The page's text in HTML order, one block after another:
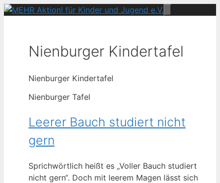
Zum
Menü
Nienburger Kindertafel
Nienburger Kindertafel
Nienburger Tafel
Leerer Bauch studiert nicht
gern
Sprichwörtlich heißt es „Voller Bauch studiert
nicht gern“. Doch mit leerem Magen lässt sich